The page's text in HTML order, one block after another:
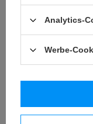
Analytics-
Werbe-